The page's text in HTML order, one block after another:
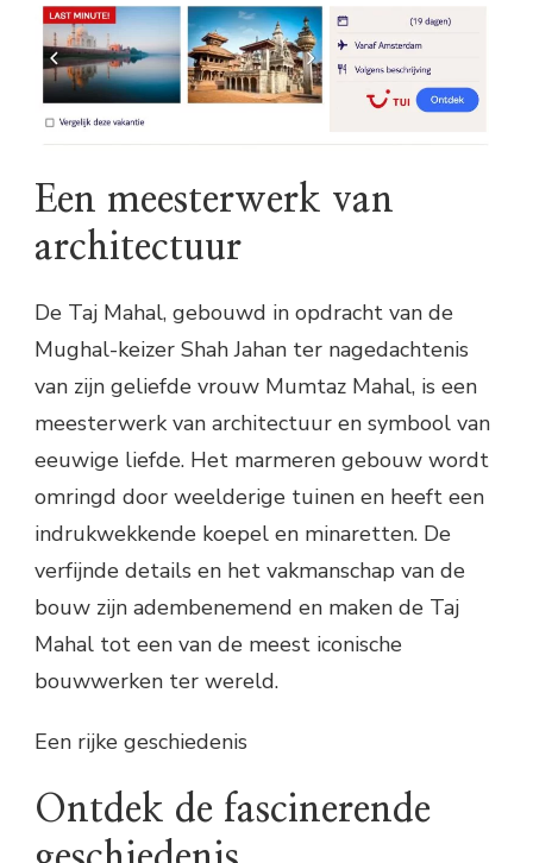
Een meesterwerk van
architectuur
De Taj Mahal, gebouwd in opdracht van de
Mughal-keizer Shah Jahan ter nagedachtenis
van zijn geliefde vrouw Mumtaz Mahal, is een
meesterwerk van architectuur en symbool van
eeuwige liefde. Het marmeren gebouw wordt
omringd door weelderige tuinen en heeft een
indrukwekkende koepel en minaretten. De
verfijnde details en het vakmanschap van de
bouw zijn adembenemend en maken de Taj
Mahal tot een van de meest iconische
bouwwerken ter wereld.
Een rijke geschiedenis
Ontdek de fascinerende